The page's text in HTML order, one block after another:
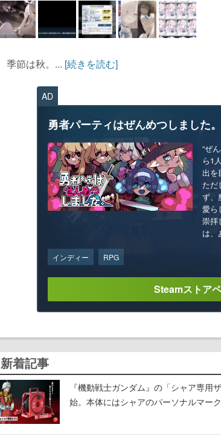
季節は秋。... [続きを読む]
AD
勇者パーティはぜんめつしました。
“ぜ
ら1
出を
ただ
ず、
愛ら
崇拝
は、
インディー RPG
Steamストア
新着記事
『機動戦士ガンダム』の「シャア専
始。本体にはシャアのパーソナルマー